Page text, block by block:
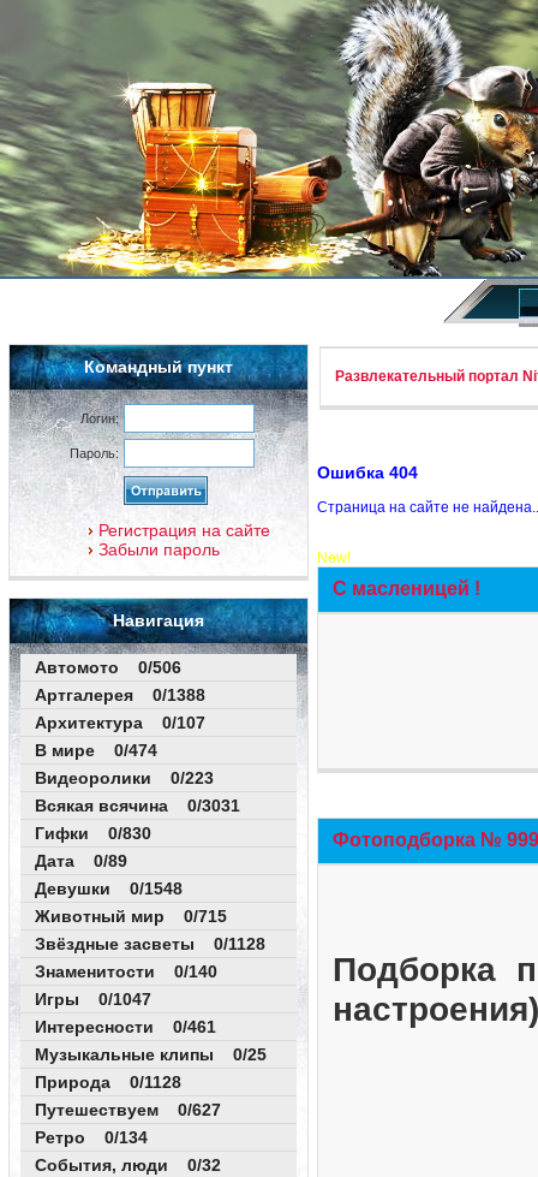
Командный пункт
Логин:
Пароль:
Регистрация на сайте
Забыли пароль
Навигация
Автомото 0/506
Артгалерея 0/1388
Архитектура 0/107
В мире 0/474
Видеоролики 0/223
Всякая всячина 0/3031
Гифки 0/830
Дата 0/89
Девушки 0/1548
Животный мир 0/715
Звёздные засветы 0/1128
Знаменитости 0/140
Игры 0/1047
Интересности 0/461
Музыкальные клипы 0/25
Природа 0/1128
Путешествуем 0/627
Ретро 0/134
События, люди 0/32
Развлекательный портал
Ошибка 404
Страница на сайте не
New!
С масленицей !
Фотоподборка №
Подборка